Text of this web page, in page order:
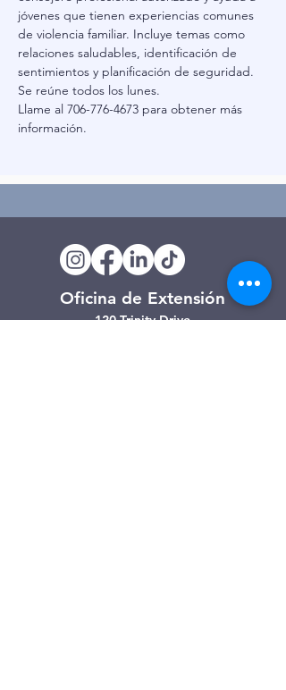
jóvenes que tienen experiencias comunes
de violencia familiar. Incluye temas como
relaciones saludables, identificación de
sentimientos y planificación de seguridad.
Se reúne todos los lunes.
Llame al 706-776-4673 para obtener más
información.
Oficina de Extensión
120 Trinity Drive